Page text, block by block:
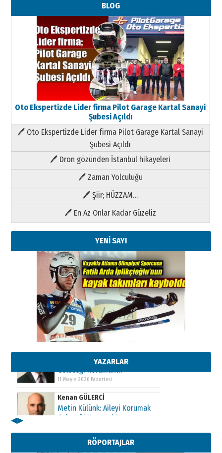
BLOG
Oto Ekspertizde Lider firma Pilot Garage Kartal Sanayi
Şubesi Açıldı
🖊 Oto Ekspertizde Lider firma Pilot Garage Kartal Sanayi
Şubesi Açıldı
🖊 Dron gözünden İstanbul hikayeleri
🖊 Zaman Yolculuğu
🖊 Şiir; HÜZZAM…
🖊 En Az Onlar Kadar Güzeliz
YENİ SAYI
YAZARLAR
Kenan GÜLERCİ
Metin Külünk: Aileyi Korumak
Geleceği Korumaktır
11 Mayıs 2026 Pazartesi
Kenan GÜLERCİ
Metin Külünk: Aileyi Korumak
Geleceği Korumaktır
11 Mayıs 2026 Pazartesi
Kenan GÜLERCİ
Metin Külünk: Aileyi Korumak
Geleceği Korumaktır
11 Mayıs 2026 Pazartesi
◀▶
RÖPORTAJLAR